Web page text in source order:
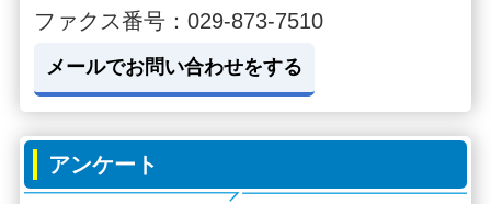
ファクス番号：029-873-7510
メールでお問い合わせをする
アンケート